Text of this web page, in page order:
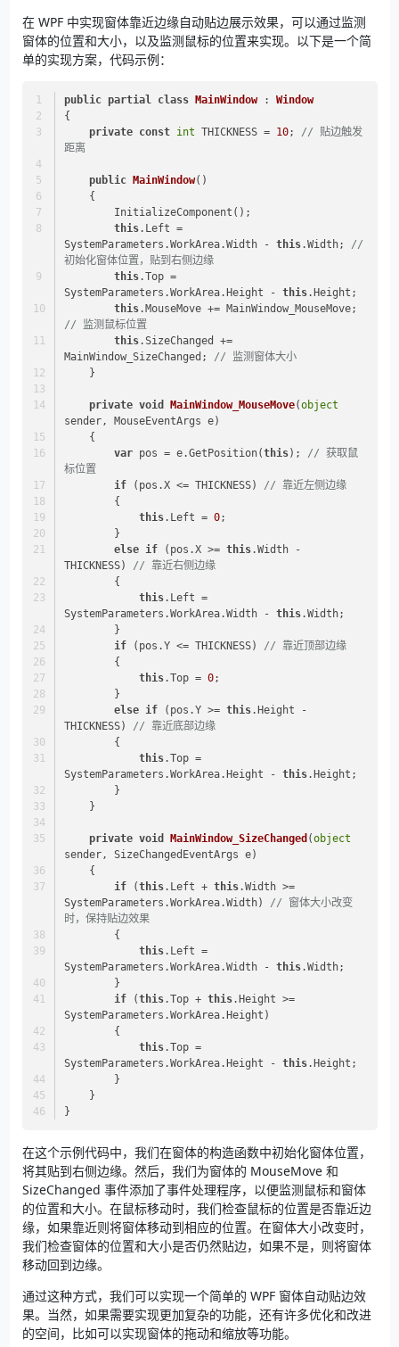
在 WPF 中实现窗体靠近边缘自动贴边展示效果，可以通过监测
窗体的位置和大小，以及监测鼠标的位置来实现。以下是一个简
单的实现方案，代码示例：
public partial class MainWindow : Window
{
private const int THICKNESS = 10; // 贴边触发
距离
public MainWindow()
    {
        InitializeComponent();
this.Left =
SystemParameters.WorkArea.Width - this.Width; //
初始化窗体位置，贴到右侧边缘
this.Top =
SystemParameters.WorkArea.Height - this.Height;
this
// 监测鼠标位置
this.SizeChanged +=
MainWindow_SizeChanged; // 监测窗体大小
    }
private void MainWindow_MouseMove(object
sender, MouseEventArgs e)
    {
var pos = e.GetPosition(this); // 获取鼠
标位置
if (pos.X <= THICKNESS) // 靠近左侧边缘
        {
this.Left = 0;
        }
else if (pos.X >= this.Width -
THICKNESS) // 靠近右侧边缘
        {
this.Left =
SystemParameters.WorkArea.Width - this.Width;
        }
if (pos.Y <= THICKNESS) // 靠近顶部边缘
        {
this.Top = 0;
        }
else if (pos.Y >= this.Height -
THICKNESS) // 靠近底部边缘
        {
this.Top =
SystemParameters.WorkArea.Height - this.Height;
        }
    }
private void MainWindow_SizeChanged (object
sender, SizeChangedEventArgs e)
    {
if (this.Left + this.Width >=
SystemParameters.WorkArea.Width) // 窗体大小改变
时，保持贴边效果
        {
this.Left =
SystemParameters.WorkArea.Width - this.Width;
        }
if (this.Top + this.Height >=
SystemParameters.WorkArea.Height)
        {
this.Top =
SystemParameters.WorkArea.Height - this.Height;
        }
    }
}
在这个示例代码中，我们在窗体的构造函数中初始化窗体位置，
将其贴到右侧边缘。然后，我们为窗体的 MouseMove 和
SizeChanged 事件添加了事件处理程序，以便监测鼠标和窗体
的位置和大小。在鼠标移动时，我们检查鼠标的位置是否靠近边
缘，如果靠近则将窗体移动到相应的位置。在窗体大小改变时，
我们检查窗体的位置和大小是否仍然贴边，如果不是，则将窗体
移动回到边缘。
通过这种方式，我们可以实现一个简单的 WPF 窗体自动贴边效
果。当然，如果需要实现更加复杂的功能，还有许多优化和改进
的空间，比如可以实现窗体的拖动和缩放等功能。